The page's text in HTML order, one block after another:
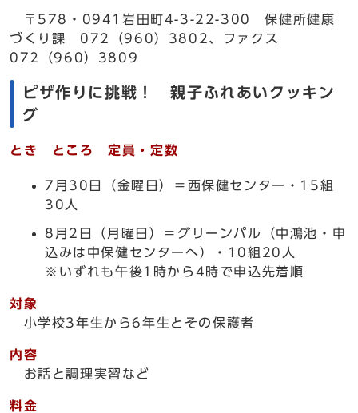
〒578・0941岩田町4-3-22-300 保健所健康
づくり課 072（960）3802、ファクス
072（960）3809
ピザ作りに挑戦！ 親子ふれあいクッキン
グ
とき ところ 定員・定数
7月30日（金曜日）＝西保健センター・15組
30人
8月2日（月曜日）＝グリーンパル（中鴻池・申
込みは中保健センターへ）・10組20人
※いずれも午後1時から4時で申込先着順
対象
小学校3年生から6年生とその保護者
内容
お話と調理実習など
料金